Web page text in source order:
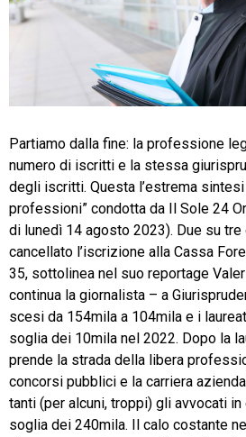
Trust Services
TeamSystem Corporate
Partiamo dalla fine: la professione
numero di iscritti e la stessa
degli iscritti. Questa l’estrema
professioni” condotta da Il Sole 24
di lunedì 14 agosto 2023). Due su tre
cancellato l’iscrizione alla Cassa
35, sottolinea nel suo reportage
continua la giornalista – a
scesi da 154mila a 104mila e i
soglia dei 10mila nel 2022. Dopo la
prende la strada della libera
concorsi pubblici e la carriera
tanti (per alcuni, troppi) gli avvocati
soglia dei 240mila. Il calo costante